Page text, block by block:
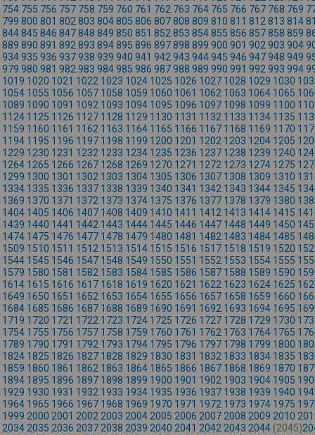
754 755 756 757 758 759 760 761 762 763 764 765 766 767 768 769
799 800 801 802 803 804805 806 807808 809 810 811 812 813 814
844845 846 847848 849 850 851 852 853 854855 856 857858 859
889 890 891 892 893 894895 896 897898 899 900 901 902 903 904
934935 936 937938 939 940 941 942 943 944945 946 947948 949
979 980 981 982 983 984985 986 987988 989 990 991 992 993 994
1019 1020 1021 1022 1023 1024 1025 1026 1027 1028 1029 1030
1054 1055 1056 1057 1058 1059 1060 1061 1062 1063 1064 1065
1089 1090 1091 1092 1093 1094 1095 1096 1097 1098 1099 1100
1124 1125 1126 1127 1128 1129 1130 1131 1132 1133 1134 1135
1159 1160 1161 1162 1163 1164 1165 1166 1167 1168 1169 1170
1194 1195 1196 1197 1198 1199 1200 1201 1202 1203 1204 1205
1229 1230 1231 1232 1233 1234 1235 1236 1237 1238 1239 1240
1264 1265 1266 1267 1268 1269 1270 1271 1272 1273 1274 1275
1299 1300 1301 1302 1303 1304 1305 1306 1307 1308 1309 1310
1334 1335 1336 1337 1338 1339 1340 1341 1342 1343 1344 1345
1369 1370 1371 1372 1373 1374 1375 1376 1377 1378 1379 1380
1404 1405 1406 1407 1408 1409 1410 1411 1412 1413 1414 1415
1439 1440 1441 1442 1443 1444 1445 1446 1447 1448 1449 1450
1474 1475 1476 1477 1478 1479 1480 1481 1482 1483 1484 1485
1509 1510 1511 1512 1513 1514 1515 1516 1517 1518 1519 1520
1544 1545 1546 1547 1548 1549 1550 1551 1552 1553 1554 1555
1579 1580 1581 1582 1583 1584 1585 1586 1587 1588 1589 1590
1614 1615 1616 1617 1618 1619 1620 1621 1622 1623 1624 1625
1649 1650 1651 1652 1653 1654 1655 1656 1657 1658 1659 1660
1684 1685 1686 1687 1688 1689 1690 1691 1692 1693 1694 1695
1719 1720 1721 1722 1723 1724 1725 1726 1727 1728 1729 1730
1754 1755 1756 1757 1758 1759 1760 1761 1762 1763 1764 1765
1789 1790 1791 1792 1793 1794 1795 1796 1797 1798 1799 1800
1824 1825 1826 1827 1828 1829 1830 1831 1832 1833 1834 1835
1859 1860 1861 1862 1863 1864 1865 1866 1867 1868 1869 1870
1894 1895 1896 1897 1898 1899 1900 1901 1902 1903 1904 1905
1929 1930 1931 1932 1933 1934 1935 1936 1937 1938 1939 1940
1964 1965 1966 1967 1968 1969 1970 1971 1972 1973 1974 1975
1999 2000 2001 2002 2003 2004 2005 2006 2007 2008 2009 2010
2034 2035 2036 2037 2038 2039 2040 2041 2042 2043 2044 (2045)